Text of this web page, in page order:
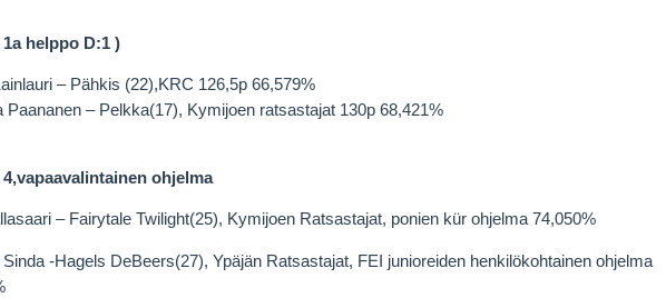
1a helppo D:1 )
– Pähkis (22),KRC 126,5p 66,579%
Paananen – Pelkka(17), Kymijoen ratsastajat 130p 68,421%
4,vapaavalintainen ohjelma
– Fairytale Twilight(25), Kymijoen Ratsastajat, ponien kür ohjelma 74,050%
Sinda -Hagels DeBeers(27), Ypäjän Ratsastajat, FEI junioreiden henkilökohtainen ohjelma